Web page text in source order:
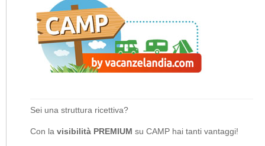
Sei una struttura ricettiva?
Con la visibilità PREMIUM su CAMP hai tanti vantaggi!